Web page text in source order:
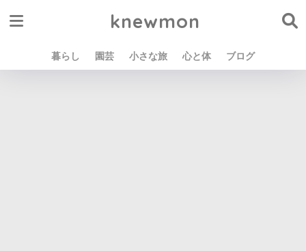
knewmon
暮らし 園芸 小さな旅 心と体 ブログ